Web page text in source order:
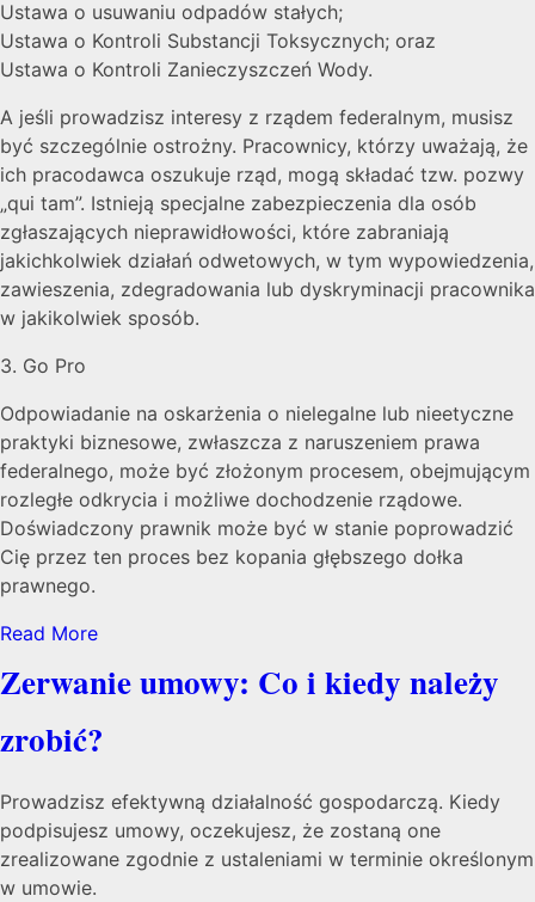
Ustawa o usuwaniu odpadów stałych;
Ustawa o Kontroli Substancji Toksycznych; oraz
Ustawa o Kontroli Zanieczyszczeń Wody.
A jeśli prowadzisz interesy z rządem federalnym, musisz
być szczególnie ostrożny. Pracownicy, którzy uważają, że
ich pracodawca oszukuje rząd, mogą składać tzw. pozwy
„qui tam”. Istnieją specjalne zabezpieczenia dla osób
zgłaszających nieprawidłowości, które zabraniają
jakichkolwiek działań odwetowych, w tym wypowiedzenia,
zawieszenia, zdegradowania lub dyskryminacji pracownika
w jakikolwiek sposób.
3. Go Pro
Odpowiadanie na oskarżenia o nielegalne lub nieetyczne
praktyki biznesowe, zwłaszcza z naruszeniem prawa
federalnego, może być złożonym procesem, obejmującym
rozległe odkrycia i możliwe dochodzenie rządowe.
Doświadczony prawnik może być w stanie poprowadzić
Cię przez ten proces bez kopania głębszego dołka
prawnego.
Read More
Zerwanie umowy: Co i kiedy należy
zrobić?
Prowadzisz efektywną działalność gospodarczą. Kiedy
podpisujesz umowy, oczekujesz, że zostaną one
zrealizowane zgodnie z ustaleniami w terminie określonym
w umowie.